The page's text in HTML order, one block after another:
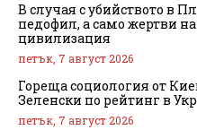
В случая с убийството в
педофил, а само жертви
цивилизация
петък, 7 август 2026
Гореща социология от
Зеленски по рейтинг в
петък, 7 август 2026